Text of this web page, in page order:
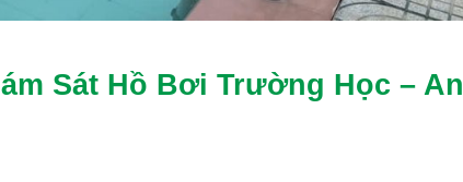
Sát Hồ Bơi Trường Học – An